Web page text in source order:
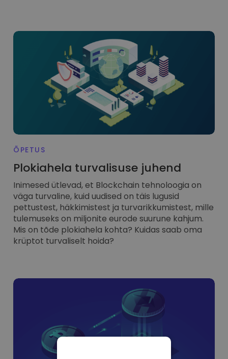
ÕPETUS
Plokiahela turvalisuse juhend
Inimesed ütlevad, et Blockchain tehnoloogia on
väga turvaline, kuid uudised on täis lugusid
pettustest, häkkimistest ja turvarikkumistest, mille
tulemuseks on miljonite eurode suurune kahjum.
Mis on tõde plokiahela kohta? Kuidas saab oma
krüptot turvaliselt hoida?